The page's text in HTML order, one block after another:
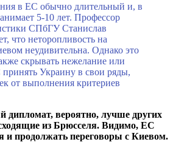
в ЕС обычно длительный и, в
5-10 лет. Профессор
СПбГУ Станислав
что неторопливость на
неудивительна. Однако это
скрывать нежелание или
принять Украину в свои ряды,
от выполнения критериев
дипломат, вероятно, лучше других
из Брюсселя. Видимо, ЕС
и продолжать переговоры с Киевом.